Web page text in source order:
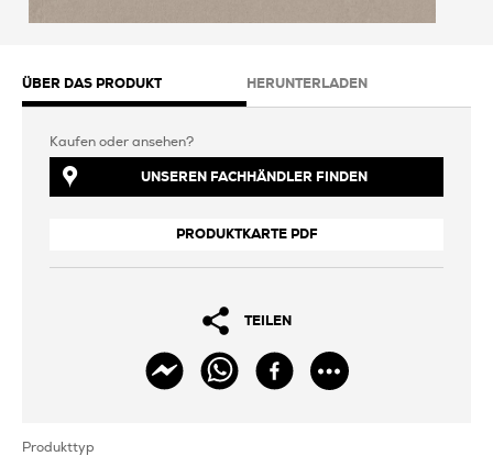
ÜBER DAS PRODUKT HERUNTERLADEN
Kaufen oder ansehen?
UNSEREN FACHHÄNDLER FINDEN
PRODUKTKARTE PDF
TEILEN
Produkttyp